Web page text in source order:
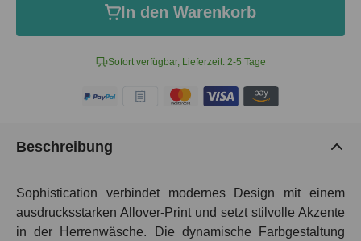
Sofort verfügbar, Lieferzeit: 2-5 Tage
In den Warenkorb
Beschreibung
Sophistication verbindet modernes Design mit einem
ausdrucksstarken Allover-Print und setzt stilvolle Akzente
in der Herrenwäsche. Die dynamische Farbgestaltung